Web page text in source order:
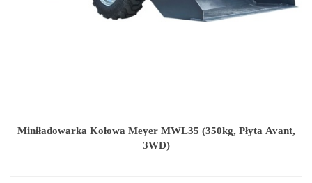
Miniładowarka Kołowa Meyer MWL35 (350kg, Płyta Avant,
3WD)